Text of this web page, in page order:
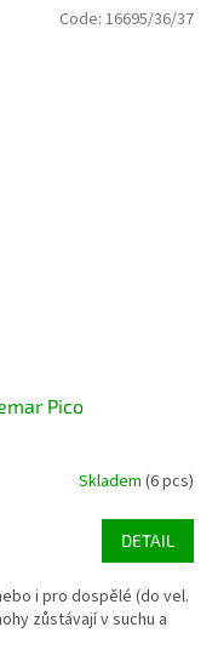
Pico
Skladem (6 pcs)
DETAIL
i pro dospělé (do vel.
zůstávají v suchu a
Code: 16695/36/37